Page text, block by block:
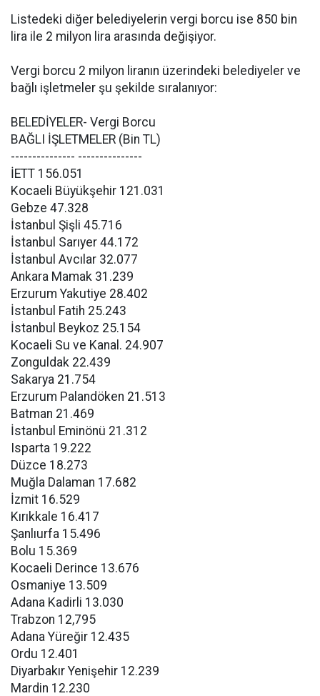
Listedeki diğer belediyelerin vergi borcu ise 850 bin
lira ile 2 milyon lira arasında değişiyor.
Vergi borcu 2 milyon liranın üzerindeki belediyeler ve
bağlı işletmeler şu şekilde sıralanıyor:
BELEDİYELER- Vergi Borcu
BAĞLI İŞLETMELER (Bin TL)
--------------- ---------------
İETT 156.051
Kocaeli Büyükşehir 121.031
Gebze 47.328
İstanbul Şişli 45.716
İstanbul Sarıyer 44.172
İstanbul Avcılar 32.077
Ankara Mamak 31.239
Erzurum Yakutiye 28.402
İstanbul Fatih 25.243
İstanbul Beykoz 25.154
Kocaeli Su ve Kanal. 24.907
Zonguldak 22.439
Sakarya 21.754
Erzurum Palandöken 21.513
Batman 21.469
İstanbul Eminönü 21.312
Isparta 19.222
Düzce 18.273
Muğla Dalaman 17.682
İzmit 16.529
Kırıkkale 16.417
Şanlıurfa 15.496
Bolu 15.369
Kocaeli Derince 13.676
Osmaniye 13.509
Adana Kadirli 13.030
Trabzon 12,795
Adana Yüreğir 12.435
Ordu 12.401
Diyarbakır Yenişehir 12.239
Mardin 12.230